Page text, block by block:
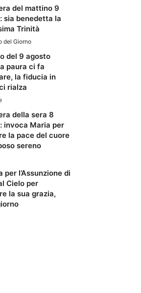
del mattino 9
sia benedetta la
Trinità
del Giorno
del 9 agosto
paura ci fa
la fiducia in
rialza
della sera 8
invoca Maria per
la pace del cuore
sereno
per l’Assunzione di
Cielo per
la sua grazia,